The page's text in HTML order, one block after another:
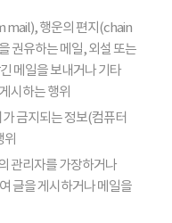
mail), 행운의 편지(chain
권유하는 메일, 외설 또는
메일을 보내거나 기타
시하는 행위
금지되는 정보(컴퓨터
관리자를 가장하거나
글을 게시하거나 메일을